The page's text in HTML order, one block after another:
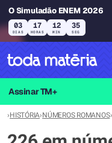
O Simuladão ENEM 2026
03
DIAS
17
HORAS
12
MIN
35
SEG
Assinar TM+
›HISTÓRIA›NÚMEROS ROMANOS›